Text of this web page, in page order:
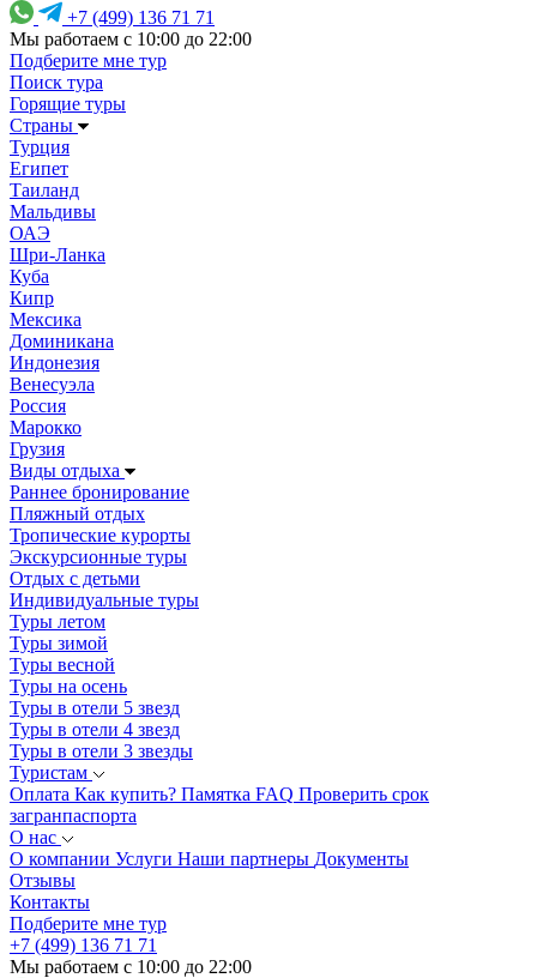
+7 (499) 136 71 71
Мы работаем с 10:00 до 22:00
Подберите мне тур
Поиск тура
Горящие туры
Страны
Турция
Египет
Таиланд
Мальдивы
ОАЭ
Шри-Ланка
Куба
Кипр
Мексика
Доминикана
Индонезия
Венесуэла
Россия
Марокко
Грузия
Виды отдыха
Раннее бронирование
Пляжный отдых
Тропические курорты
Экскурсионные туры
Отдых с детьми
Индивидуальные туры
Туры летом
Туры зимой
Туры весной
Туры на осень
Туры в отели 5 звезд
Туры в отели 4 звезд
Туры в отели 3 звезды
Туристам
Оплата Как купить? Памятка FAQ Проверить срок
загранпаспорта
О нас
О компании Услуги Наши партнеры Документы
Отзывы
Контакты
Подберите мне тур
+7 (499) 136 71 71
Мы работаем с 10:00 до 22:00